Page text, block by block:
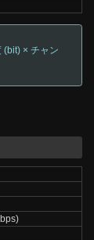
(bit) × チャン